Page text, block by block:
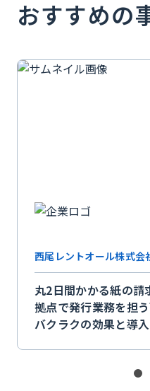
おすすめの
西尾レントオール株式会
丸2日間かかる紙の
拠点で発行業務を担
バクラクの効果と導